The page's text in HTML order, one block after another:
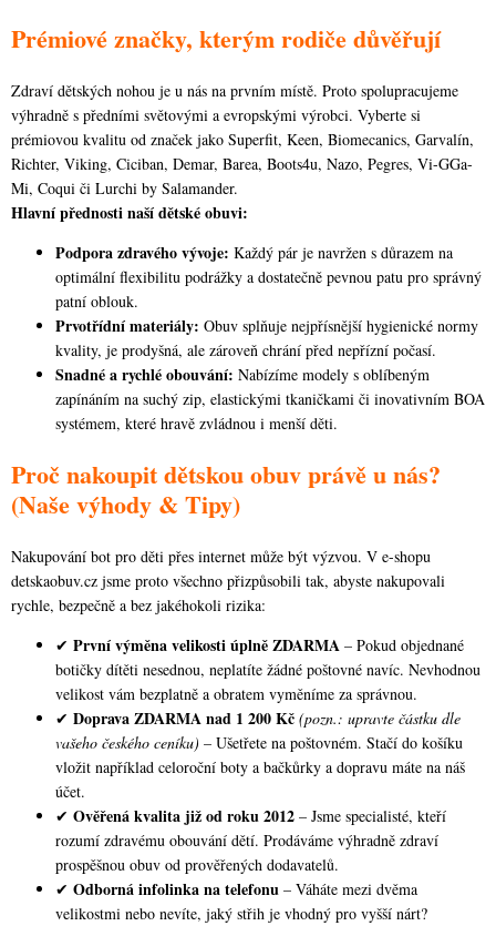
Prémiové značky, kterým rodiče důvěřují
Zdraví dětských nohou je u nás na prvním místě. Proto spolupracujeme
výhradně s předními světovými a evropskými výrobci. Vyberte si
prémiovou kvalitu od značek jako Superfit, Keen, Biomecanics, Garvalín,
Richter, Viking, Ciciban, Demar, Barea, Boots4u, Nazo, Pegres, Vi-GGa-
Mi, Coqui či Lurchi by Salamander.
Hlavní přednosti naší dětské obuvi:
Podpora zdravého vývoje: Každý pár je navržen s důrazem na
optimální flexibilitu podrážky a dostatečně pevnou patu pro správný
patní oblouk.
Prvotřídní materiály: Obuv splňuje nejpřísnější hygienické normy
kvality, je prodyšná, ale zároveň chrání před nepřízní počasí.
Snadné a rychlé obouvání: Nabízíme modely s oblíbeným
zapínáním na suchý zip, elastickými tkaničkami či inovativním BOA
systémem, které hravě zvládnou i menší děti.
Proč nakoupit dětskou obuv právě u nás?
(Naše výhody & Tipy)
Nakupování bot pro děti přes internet může být výzvou. V e-shopu
detskaobuv.cz jsme proto všechno přizpůsobili tak, abyste nakupovali
rychle, bezpečně a bez jakéhokoli rizika:
✔ První výměna velikosti úplně ZDARMA – Pokud objednané
botičky dítěti nesednou, neplatíte žádné poštovné navíc. Nevhodnou
velikost vám bezplatně a obratem vyměníme za správnou.
✔ Doprava ZDARMA nad 1 200 Kč (pozn.: upravte částku dle
vašeho českého ceníku) – Ušetřete na poštovném. Stačí do košíku
vložit například celoroční boty a bačkůrky a dopravu máte na náš
účet.
✔ Ověřená kvalita již od roku 2012 – Jsme specialisté, kteří
rozumí zdravému obouvání dětí. Prodáváme výhradně zdraví
prospěšnou obuv od prověřených dodavatelů.
✔ Odborná infolinka na telefonu – Váháte mezi dvěma
velikostmi nebo nevíte, jaký střih je vhodný pro vyšší nárt?